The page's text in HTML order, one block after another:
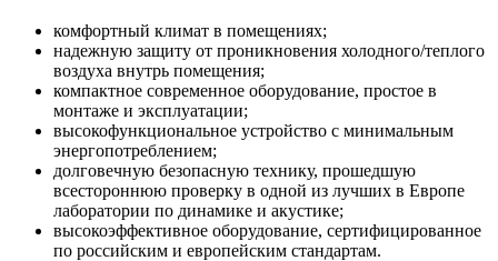
комфортный климат в помещениях;
надежную защиту от проникновения холодного/теплого
воздуха внутрь помещения;
компактное современное оборудование, простое в
монтаже и эксплуатации;
высокофункциональное устройство с минимальным
энергопотреблением;
долговечную безопасную технику, прошедшую
всестороннюю проверку в одной из лучших в Европе
лаборатории по динамике и акустике;
высокоэффективное оборудование, сертифицированное
по российским и европейским стандартам.